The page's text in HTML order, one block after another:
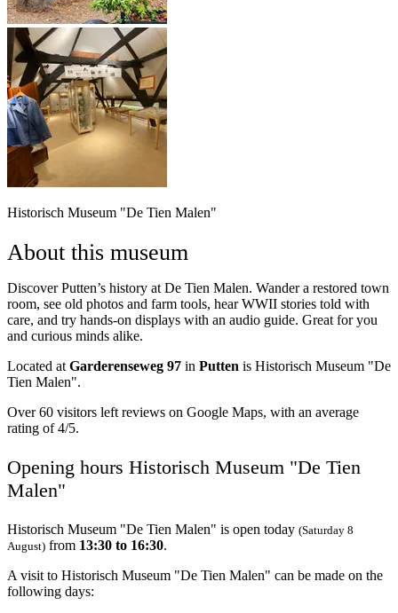
Historisch Museum "De Tien Malen"
About this museum
Discover Putten’s history at De Tien Malen. Wander a restored town
room, see old photos and farm tools, hear WWII stories told with
care, and try hands-on displays with an audio guide. Great for you
and curious minds alike.
Located at Garderenseweg 97 in Putten is Historisch Museum "De
Tien Malen".
Over 60 visitors left reviews on Google Maps, with an average
rating of 4/5.
Opening hours Historisch Museum "De Tien
Malen"
Historisch Museum "De Tien Malen" is open today (Saturday 8
August) from 13:30 to 16:30.
A visit to Historisch Museum "De Tien Malen" can be made on the
following days: